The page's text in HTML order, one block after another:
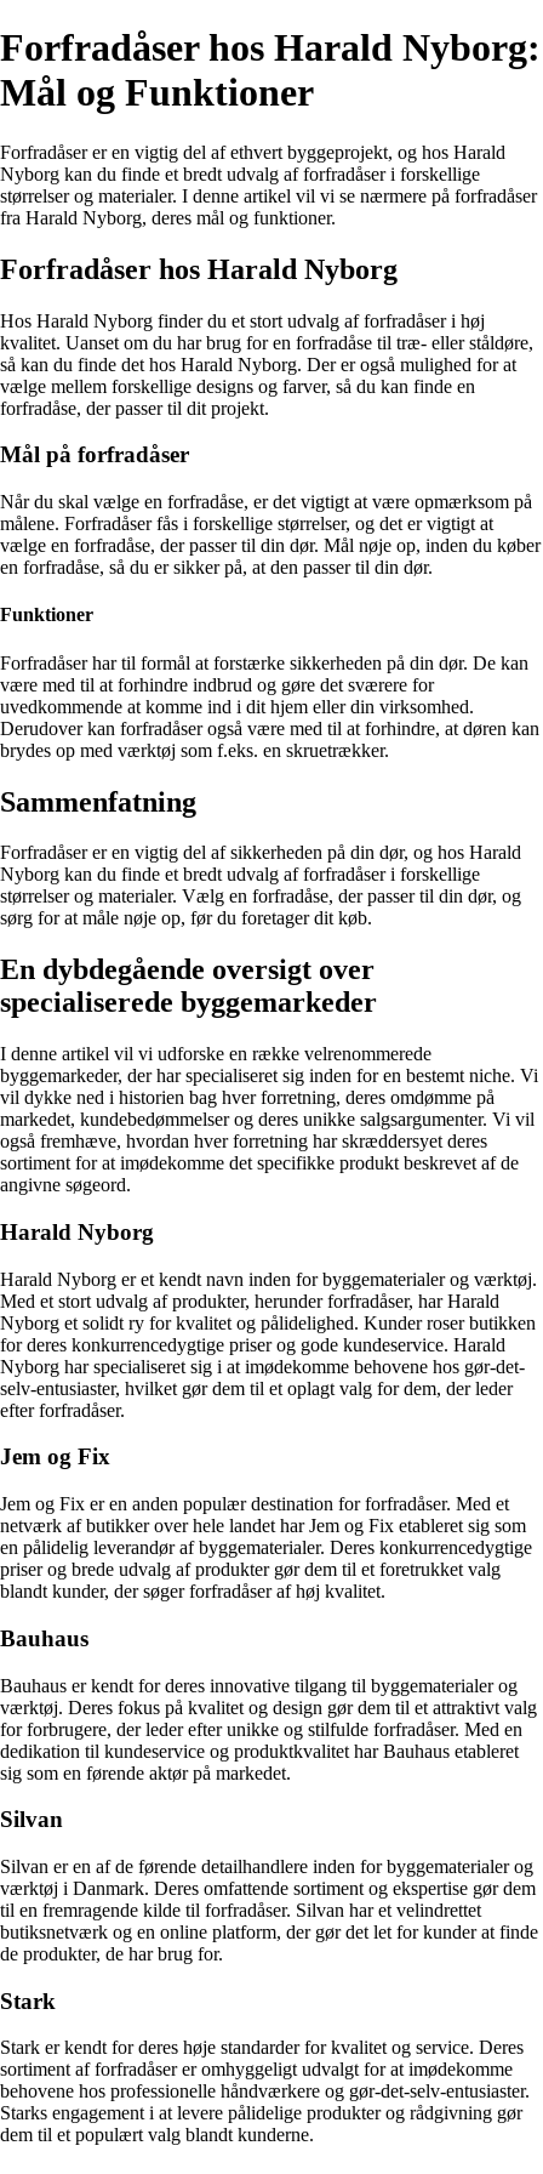
Forfradåser hos Harald Nyborg:
Mål og Funktioner
Forfradåser er en vigtig del af ethvert byggeprojekt, og hos Harald
Nyborg kan du finde et bredt udvalg af forfradåser i forskellige
størrelser og materialer. I denne artikel vil vi se nærmere på forfradåser
fra Harald Nyborg, deres mål og funktioner.
Forfradåser hos Harald Nyborg
Hos Harald Nyborg finder du et stort udvalg af forfradåser i høj
kvalitet. Uanset om du har brug for en forfradåse til træ- eller ståldøre,
så kan du finde det hos Harald Nyborg. Der er også mulighed for at
vælge mellem forskellige designs og farver, så du kan finde en
forfradåse, der passer til dit projekt.
Mål på forfradåser
Når du skal vælge en forfradåse, er det vigtigt at være opmærksom på
målene. Forfradåser fås i forskellige størrelser, og det er vigtigt at
vælge en forfradåse, der passer til din dør. Mål nøje op, inden du køber
en forfradåse, så du er sikker på, at den passer til din dør.
Funktioner
Forfradåser har til formål at forstærke sikkerheden på din dør. De kan
være med til at forhindre indbrud og gøre det sværere for
uvedkommende at komme ind i dit hjem eller din virksomhed.
Derudover kan forfradåser også være med til at forhindre, at døren kan
brydes op med værktøj som f.eks. en skruetrækker.
Sammenfatning
Forfradåser er en vigtig del af sikkerheden på din dør, og hos Harald
Nyborg kan du finde et bredt udvalg af forfradåser i forskellige
størrelser og materialer. Vælg en forfradåse, der passer til din dør, og
sørg for at måle nøje op, før du foretager dit køb.
En dybdegående oversigt over
specialiserede byggemarkeder
I denne artikel vil vi udforske en række velrenommerede
byggemarkeder, der har specialiseret sig inden for en bestemt niche. Vi
vil dykke ned i historien bag hver forretning, deres omdømme på
markedet, kundebedømmelser og deres unikke salgsargumenter. Vi vil
også fremhæve, hvordan hver forretning har skræddersyet deres
sortiment for at imødekomme det specifikke produkt beskrevet af de
angivne søgeord.
Harald Nyborg
Harald Nyborg er et kendt navn inden for byggematerialer og værktøj.
Med et stort udvalg af produkter, herunder forfradåser, har Harald
Nyborg et solidt ry for kvalitet og pålidelighed. Kunder roser butikken
for deres konkurrencedygtige priser og gode kundeservice. Harald
Nyborg har specialiseret sig i at imødekomme behovene hos gør-det-
selv-entusiaster, hvilket gør dem til et oplagt valg for dem, der leder
efter forfradåser.
Jem og Fix
Jem og Fix er en anden populær destination for forfradåser. Med et
netværk af butikker over hele landet har Jem og Fix etableret sig som
en pålidelig leverandør af byggematerialer. Deres konkurrencedygtige
priser og brede udvalg af produkter gør dem til et foretrukket valg
blandt kunder, der søger forfradåser af høj kvalitet.
Bauhaus
Bauhaus er kendt for deres innovative tilgang til byggematerialer og
værktøj. Deres fokus på kvalitet og design gør dem til et attraktivt valg
for forbrugere, der leder efter unikke og stilfulde forfradåser. Med en
dedikation til kundeservice og produktkvalitet har Bauhaus etableret
sig som en førende aktør på markedet.
Silvan
Silvan er en af de førende detailhandlere inden for byggematerialer og
værktøj i Danmark. Deres omfattende sortiment og ekspertise gør dem
til en fremragende kilde til forfradåser. Silvan har et velindrettet
butiksnetværk og en online platform, der gør det let for kunder at finde
de produkter, de har brug for.
Stark
Stark er kendt for deres høje standarder for kvalitet og service. Deres
sortiment af forfradåser er omhyggeligt udvalgt for at imødekomme
behovene hos professionelle håndværkere og gør-det-selv-entusiaster.
Starks engagement i at levere pålidelige produkter og rådgivning gør
dem til et populært valg blandt kunderne.